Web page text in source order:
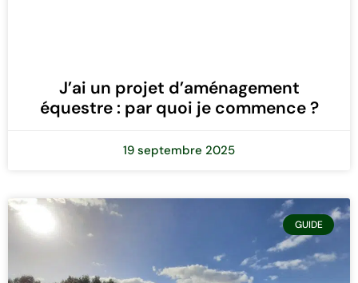
J’ai un projet d’aménagement
équestre : par quoi je commence ?
19 septembre 2025
GUIDE